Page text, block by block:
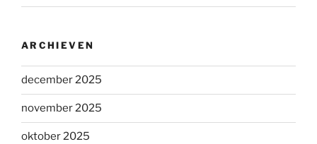
ARCHIEVEN
december 2025
november 2025
oktober 2025